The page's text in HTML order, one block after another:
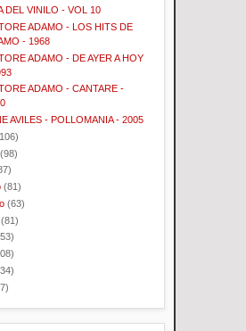
DEL VINILO - VOL 10
ADAMO - LOS HITS DE
- 1968
ADAMO - DE AYER A HOY
ADAMO - CANTARE -
AVILES - POLLOMANIA - 2005
(98)
(81)
(63)
(81)